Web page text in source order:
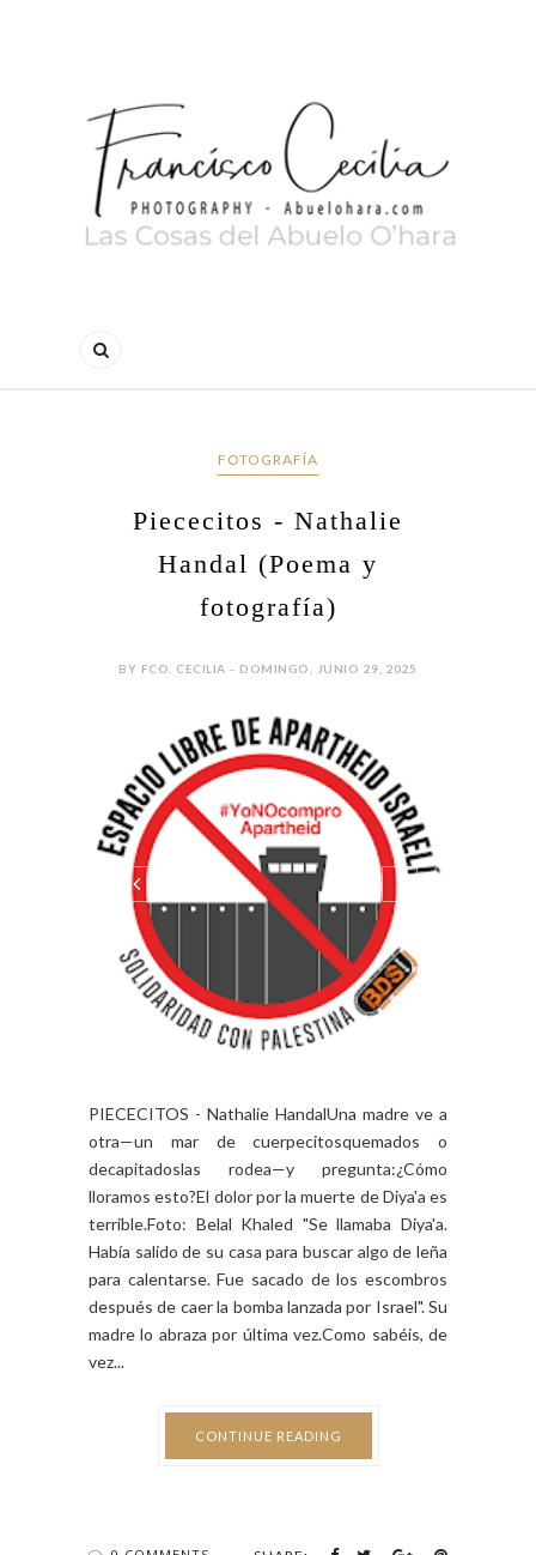
FOTOGRAFÍA
Piececitos - Nathalie
Handal (Poema y
fotografía)
BY FCO. CECILIA - DOMINGO, JUNIO 29, 2025
PIECECITOS - Nathalie HandalUna madre ve a
otra—un mar de cuerpecitosquemados o
decapitadoslas rodea—y pregunta:¿Cómo
lloramos esto?El dolor por la muerte de Diya'a es
terrible.Foto: Belal Khaled "Se llamaba Diya'a.
Había salido de su casa para buscar algo de leña
para calentarse. Fue sacado de los escombros
después de caer la bomba lanzada por Israel". Su
madre lo abraza por última vez.Como sabéis, de
vez...
CONTINUE READING